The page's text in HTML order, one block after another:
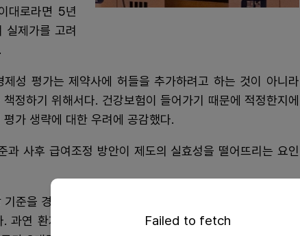
대로라면 5년
실제가를 고려
성 평가는 제약사에 허들을 추가하려고 하는 것이 아니라
정하기 위해서다. 건강보험이 들어가기 때문에 적정한지에
가 생략에 대한 우려에 공감했다.
과 사후 급여조정 방안이 제도의 실효성을 떨어뜨리는 요인
준을 경평 면제 규정에서 그대로 따오고 있다. 여기에 맞는
과연 환자 접근성 강화의 목표를 달성할 수 있을지 의문이
Failed to fetch